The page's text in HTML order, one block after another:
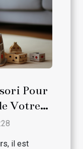
Pour
Votre
il est